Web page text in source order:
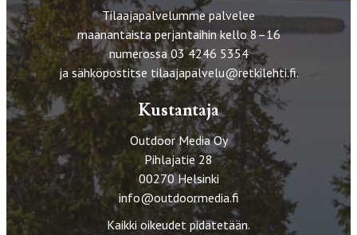
Tilaajapalvelumme palvelee
maanantaista perjantaihin kello 8–16
numerossa 03 4246 5354
ja sähköpostitse tilaajapalvelu@retkilehti.fi.
Kustantaja
Outdoor Media Oy
Pihlajatie 28
00270 Helsinki
info@outdoormedia.fi
Kaikki oikeudet pidätetään.